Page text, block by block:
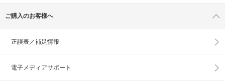
ご購入のお客様へ
正誤表／補足情報
電子メディアサポート